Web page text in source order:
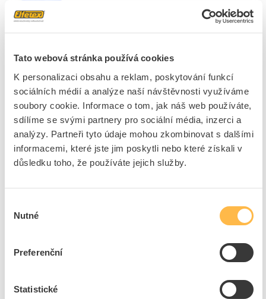
Tato webová stránka používá cookies
K personalizaci obsahu a reklam, poskytování funkcí
sociálních médií a analýze naší návštěvnosti využíváme
soubory cookie. Informace o tom, jak náš web používáte,
sdílíme se svými partnery pro sociální média, inzerci a
analýzy. Partneři tyto údaje mohou zkombinovat s dalšími
informacemi, které jste jim poskytli nebo které získali v
důsledku toho, že používáte jejich služby.
souhlasu
Nutné
Preferenční
Statistické
Cena s DPH
ks do košíku
Přidat k porovnání
4 ks
8dní 47 ks
PROTEC Zkoušečka PSP KLL12 napětí se svítilnou
705,84 Kč/ks
ks do košíku